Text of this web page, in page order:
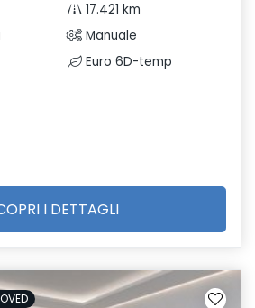
17.421 km
Manuale
Euro 6D-temp
I DETTAGLI